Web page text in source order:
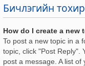
Бичлэгийн
How do I create a new
To post a new topic in a
topic, click "Post Reply".
post a message. A list